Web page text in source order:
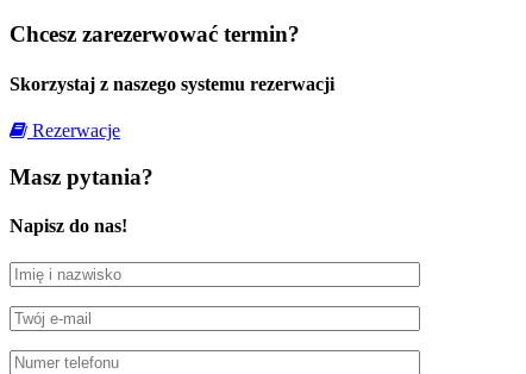
Chcesz zarezerwować termin?
Skorzystaj z naszego systemu rezerwacji
Rezerwacje
Masz pytania?
Napisz do nas!